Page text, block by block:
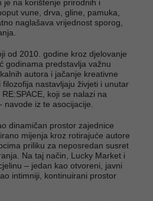
je na korištenje prirodnih i
vune, drva, gline, pamuka,
naglašava vrijednost sporog,
od 2010. godine kroz djelovanje
godinama predstavlja važnu
autora i jačanje kreativne
nastavljaju živjeti i unutar
koji se nalazi na
iz te asocijacije.
dinamičan prostor zajednice
mijenja kroz rotirajuće autore
priliku za neposredan susret
Na taj način, Lucky Market i
– jedan kao otvoreni, javni
intimniji, kontinuirani prostor